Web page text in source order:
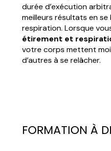
durée d’exécution
meilleurs résultats en
respiration. Lorsque
étirement et
votre corps mettent
d’autres à se relâcher.
FORMATION À